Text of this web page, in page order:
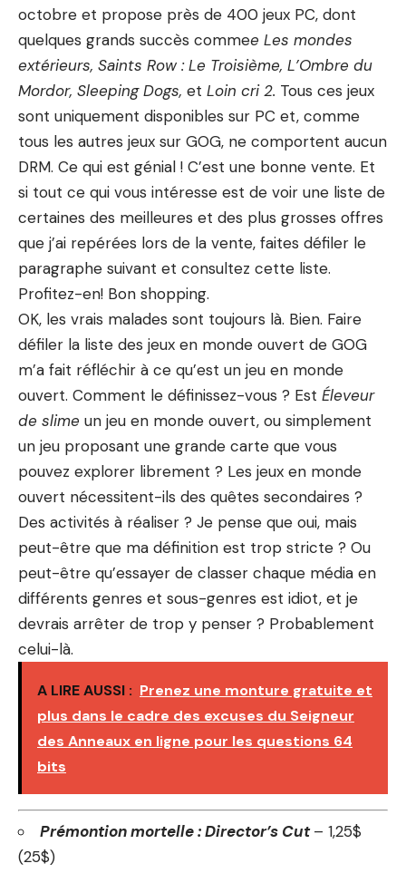
octobre et propose près de 400 jeux PC, dont
quelques grands succès commee Les mondes
extérieurs, Saints Row : Le Troisième, L’Ombre du
Mordor, Sleeping Dogs, et Loin cri 2. Tous ces jeux
sont uniquement disponibles sur PC et, comme
tous les autres jeux sur GOG, ne comportent aucun
DRM. Ce qui est génial ! C’est une bonne vente. Et
si tout ce qui vous intéresse est de voir une liste de
certaines des meilleures et des plus grosses offres
que j’ai repérées lors de la vente, faites défiler le
paragraphe suivant et consultez cette liste.
Profitez-en! Bon shopping.
OK, les vrais malades sont toujours là. Bien. Faire
défiler la liste des jeux en monde ouvert de GOG
m’a fait réfléchir à ce qu’est un jeu en monde
ouvert. Comment le définissez-vous ? Est Éleveur
de slime un jeu en monde ouvert, ou simplement
un jeu proposant une grande carte que vous
pouvez explorer librement ? Les jeux en monde
ouvert nécessitent-ils des quêtes secondaires ?
Des activités à réaliser ? Je pense que oui, mais
peut-être que ma définition est trop stricte ? Ou
peut-être qu’essayer de classer chaque média en
différents genres et sous-genres est idiot, et je
devrais arrêter de trop y penser ? Probablement
celui-là.
A LIRE AUSSI : Prenez une monture gratuite et
plus dans le cadre des excuses du Seigneur
des Anneaux en ligne pour les questions 64
bits
Prémontion mortelle : Director’s Cut – 1,25$
(25$)